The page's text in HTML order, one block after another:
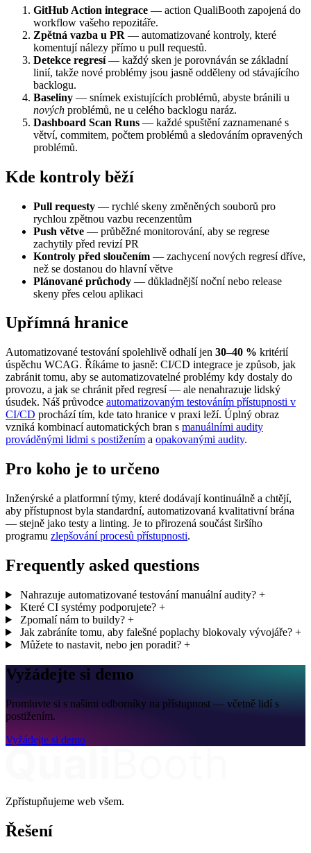
GitHub Action integrace — action QualiBooth zapojená do
workflow vašeho repozitáře.
Zpětná vazba u PR — automatizované kontroly, které
komentují nálezy přímo u pull requestů.
Detekce regresí— každý sken je porovnáván se základní
linií, takže nové problémy jsou jasně odděleny od stávajícího
backlogu.
Baseliny — snímek existujících problémů, abyste bránili u
nových problémů, ne u celého backlogu naráz.
Dashboard Scan Runs — každé spuštění zaznamenané s
větví, commitem, počtem problémů a sledováním opravených
problémů.
Kde kontroly běží
Pull requesty — rychlé skeny změněných souborů pro
rychlou zpětnou vazbu recenzentům
Push větve — průběžné monitorování, aby se regrese
zachytily před revizí PR
Kontroly před sloučením — zachycení nových regresí dříve,
než se dostanou do hlavní větve
Plánované průchody — důkladnější noční nebo release
skeny přes celou aplikaci
Upřímná hranice
Automatizované testování spolehlivě odhalí jen 30–40 % kritérií
úspěchu WCAG. Říkáme to jasně: CI/CD integrace je způsob, jak
zabránit tomu, aby se automatizovatelné problémy kdy dostaly do
provozu, a jak se chránit před regresí — ale nenahrazuje lidský
úsudek. Náš průvodce automatizovaným testováním přístupnosti v
CI/CD prochází tím, kde tato hranice v praxi leží. Úplný obraz
vzniká kombinací automatických bran s manuálními audity
prováděnými lidmi s postižením a opakovanými audity.
Pro koho je to určeno
Inženýrské a platformní týmy, které dodávají kontinuálně a chtějí,
aby přístupnost byla standardní, automatizovaná kvalitativní brána
— stejně jako testy a linting. Je to přirozená součást širšího
programu zlepšování procesů přístupnosti.
Frequently asked questions
Nahrazuje automatizované testování manuální audity? +
Které CI systémy podporujete? +
Zpomalí nám to buildy? +
Jak zabráníte tomu, aby falešné poplachy blokovaly vývojáře? +
Můžete to nastavit, nebo jen poradit? +
Vyžádejte si demo
Promluvte si s našimi odborníky na přístupnost — včetně lidí s
postižením.
Vyžádejte si demo
Zpřístupňujeme web všem.
Řešení